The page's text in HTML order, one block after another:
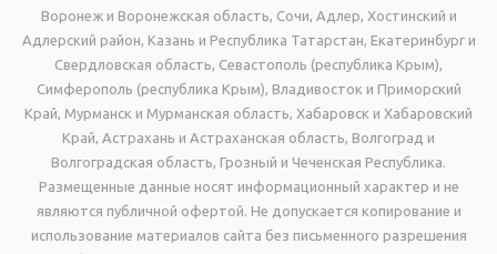
Воронеж и Воронежская область, Сочи, Адлер, Хостинский и
Адлерский район, Казань и Республика Татарстан, Екатеринбург и
Свердловская область, Севастополь (республика Крым),
Симферополь (республика Крым), Владивосток и Приморский
Край, Мурманск и Мурманская область, Хабаровск и Хабаровский
Край, Астрахань и Астраханская область, Волгоград и
Волгоградская область, Грозный и Чеченская Республика.
Размещенные данные носят информационный характер и не
являются публичной офертой. Не допускается копирование и
использование материалов сайта без письменного разрешения